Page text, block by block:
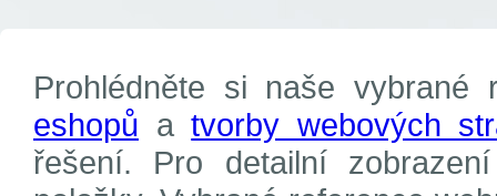
Prohlédněte si naše
eshopů atvorby webových
řešení. Pro detailní